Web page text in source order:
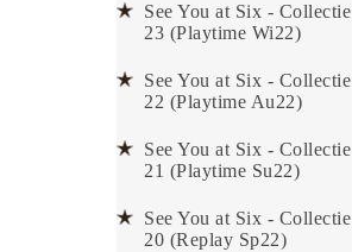
See You at Six - Collectie
23 (Playtime Wi22)
See You at Six - Collectie
22 (Playtime Au22)
See You at Six - Collectie
21 (Playtime Su22)
See You at Six - Collectie
20 (Replay Sp22)